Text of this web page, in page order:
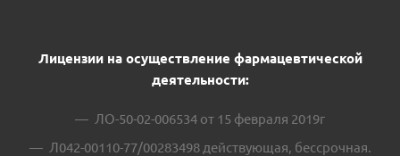
Лицензии на осуществление фармацевтической
деятельности:
ЛО-50-02-006534 от 15 февраля 2019г
Л042-00110-77/00283498 действующая, бессрочная.